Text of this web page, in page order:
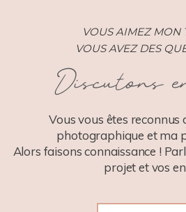
VOUS AIMEZ MON
VOUS AVEZ DES
Discutons
Vous vous êtes reconnus
photographique et ma
Alors faisons connaissance !
projet et vos